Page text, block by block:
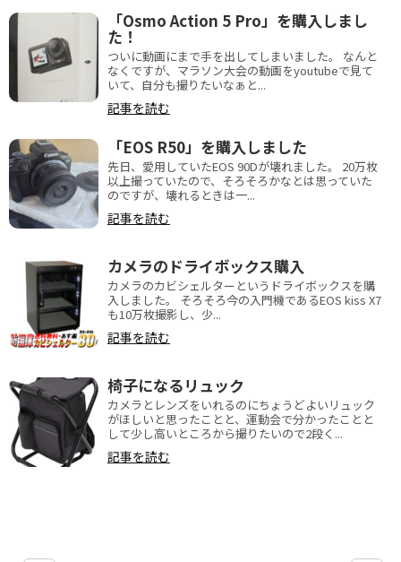
「Osmo Action 5 Pro」を購入しまし
た！
ついに動画にまで手を出してしまいました。 なんと
なくですが、マラソン大会の動画をyoutubeで見て
いて、自分も撮りたいなぁと...
記事を読む
「EOS R50」を購入しました
先日、愛用していたEOS 90Dが壊れました。 20万枚
以上撮っていたので、そろそろかなとは思っていた
のですが、壊れるときは一...
記事を読む
カメラのドライボックス購入
カメラのカビシェルターというドライボックスを購
入しました。 そろそろ今の入門機であるEOS kiss X7
も10万枚撮影し、少...
記事を読む
椅子になるリュック
カメラとレンズをいれるのにちょうどよいリュック
がほしいと思ったことと、運動会で分かったことと
して少し高いところから撮りたいので2段く...
記事を読む